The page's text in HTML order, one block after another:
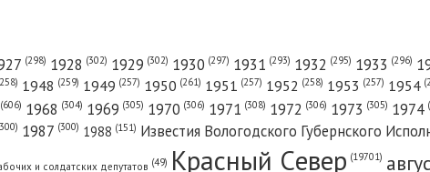
(298) 1928 (302) 1929 (302) 1930 (297) 1931 (293) 1932 (295) 1933 (296)
1948 (259) 1949 (257) 1950 (261) 1951 (257) 1952 (258) 1953 (257) 1954
(606) 1968 (304) 1969 (305) 1970 (306) 1971 (308) 1972 (306) 1973 (305) 1974
1987 (300) 1988 (151) Известия Вологодского Губернского
и солдатских депутатов (49) Красный Cевер (19701)